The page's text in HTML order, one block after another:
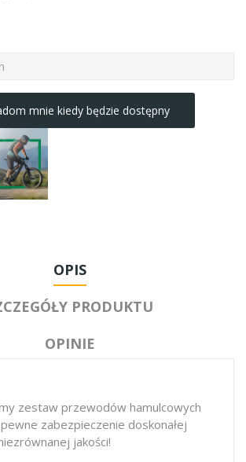
mnie kiedy będzie dostępny
OPIS
PRODUKTU
OPINIE
zestaw przewodów hamulcowych
zabezpieczenie doskonałej
jakości!